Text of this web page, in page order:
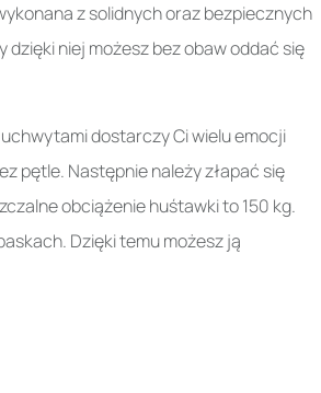
z solidnych oraz bezpiecznych
niej możesz bez obaw oddać się
dostarczy Ci wielu emocji
pętle. Następnie należy złapać się
obciążenie huśtawki to 150 kg.
Dzięki temu możesz ją